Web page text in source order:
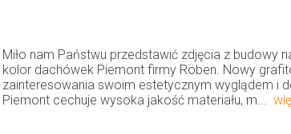
Miło nam Państwu przedstawić zdjęcia z budowy
kolor dachówek Piemont firmy Röben. Nowy
zainteresowania swoim estetycznym wyglądem i
Piemont cechuje wysoka jakość materiału, m...